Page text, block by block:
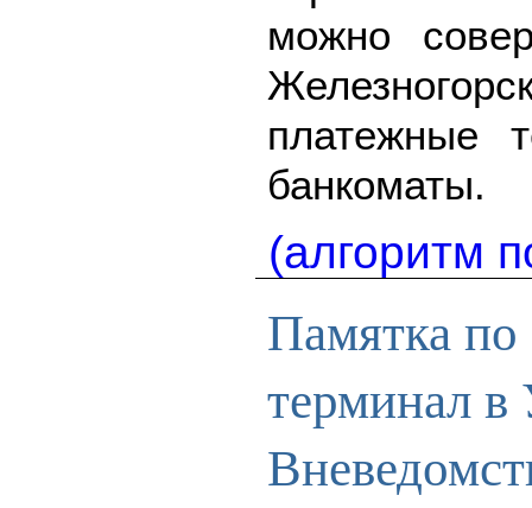
можно
платежные
банкоматы.
(алгоритм
Памятка по
терминал